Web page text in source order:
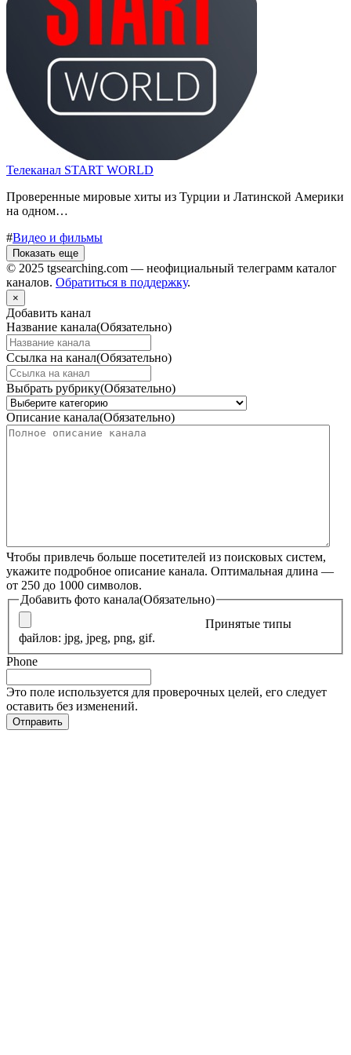
Телеканал START WORLD
Проверенные мировые хиты из Турции и Латинской Америки
на одном…
#Видео и фильмы
Показать еще
© 2025 tgsearching.com — неофициальный телеграмм каталог
каналов. Обратиться в поддержку.
×
Добавить канал
Название канала(Обязательно)
Ссылка на канал(Обязательно)
Выбрать рубрику(Обязательно)
Описание канала(Обязательно)
Чтобы привлечь больше посетителей из поисковых систем,
укажите подробное описание канала. Оптимальная длина —
от 250 до 1000 символов.
Добавить фото канала(Обязательно)
Принятые типы
файлов: jpg, jpeg, png, gif.
Phone
Это поле используется для проверочных целей, его следует
оставить без изменений.